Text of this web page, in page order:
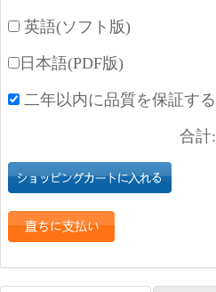
英語(ソフト版)
日本語(PDF版)
二年以内に品質を保証する
合計: